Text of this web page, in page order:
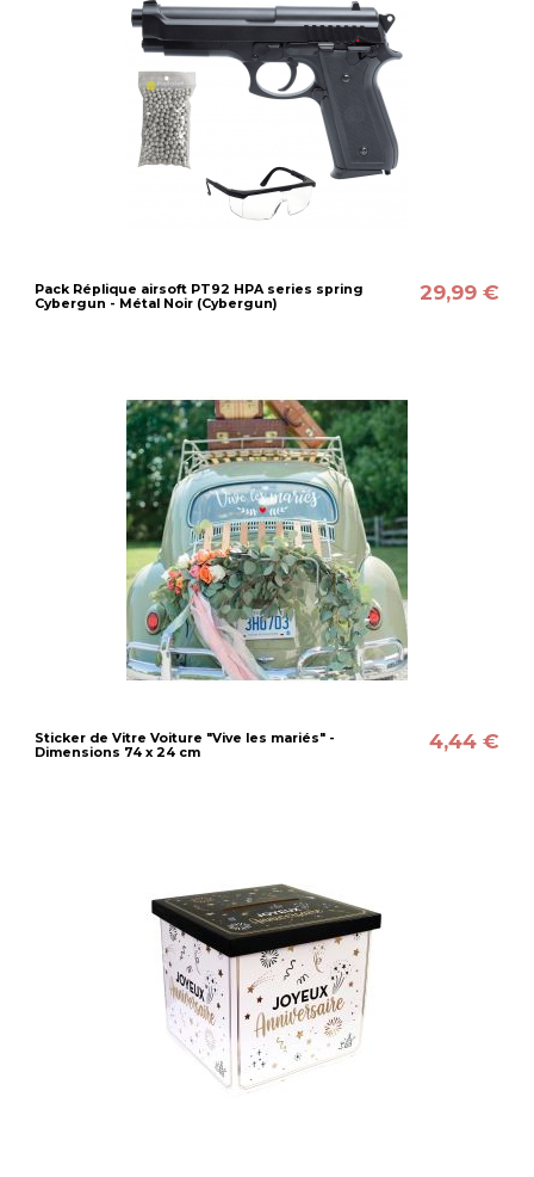
Pack Réplique airsoft PT92 HPA series spring
Cybergun - Métal Noir (Cybergun)
29,99 €
Sticker de Vitre Voiture "Vive les mariés" -
Dimensions 74 x 24 cm
4,44 €